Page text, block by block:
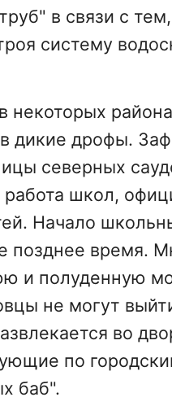
в связи с
систему
дикие дрофы.
северных
школ,
Начало
позднее время.
и полуденную
не могут
во
по
баб".